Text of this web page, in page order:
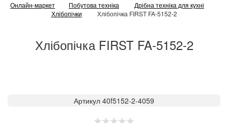
Онлайн-маркет Побутова техніка
Дрібна техніка для кухні
Хлібопічки
Хлібопічка FIRST FA-5152-2
Хлібопічка FIRST FA-5152-2
Артикул 40f5152-2-4059